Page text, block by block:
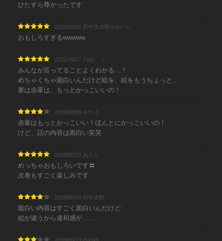
ひたすら尊かったです
2022/02/02 田中笑太郎かわいい
おもしろすぎるwwwww
2021/09/17 のめ。（
みんなが言ってることよくわかる…！
めちゃくちゃ面白いんだけど絵を、絵をもうちょっと…
要は赤葦は、もっとかっこいいの！
2020/09/05 キウイ
赤葦はもっとかっこいい！ほんとにかっこいいの！
けど、話の内容は面白い笑笑
2020/05/13 あらた
めっちゃおもしろいです〓
次巻もすごく楽しみです
2020/05/13 田中太郎
面白い内容はすごく面白いんだけど
絵が違うから違和感が……